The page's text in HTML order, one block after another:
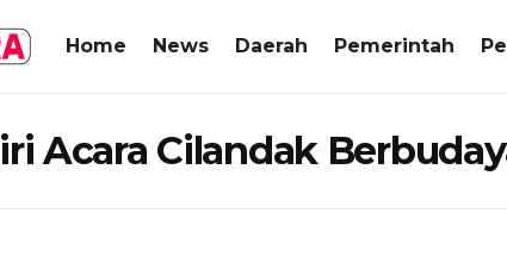
Home News Daerah Pemerintah
Acara Cilandak